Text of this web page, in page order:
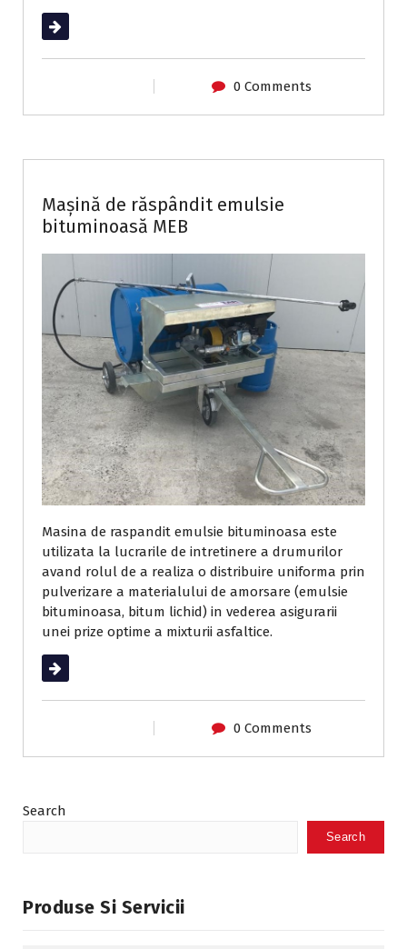
Read More
0 Comments
Mașină de răspândit emulsie
bituminoasă MEB
Masina de raspandit emulsie bituminoasa este
utilizata la lucrarile de intretinere a drumurilor
avand rolul de a realiza o distribuire uniforma prin
pulverizare a materialului de amorsare (emulsie
bituminoasa, bitum lichid) in vederea asigurarii
unei prize optime a mixturii asfaltice.
Read More
0 Comments
Search
Search
Produse Si Servicii